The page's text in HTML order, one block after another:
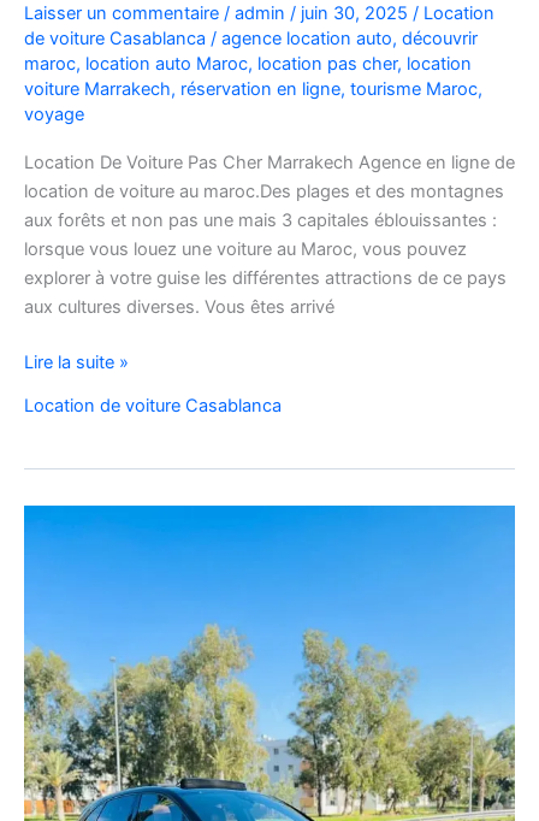
Laisser un commentaire / admin / juin 30, 2025 / Location
de voiture Casablanca / agence location auto, découvrir
maroc, location auto Maroc, location pas cher, location
voiture Marrakech, réservation en ligne, tourisme Maroc,
voyage
Location De Voiture Pas Cher Marrakech Agence en ligne de
location de voiture au maroc.Des plages et des montagnes
aux forêts et non pas une mais 3 capitales éblouissantes :
lorsque vous louez une voiture au Maroc, vous pouvez
explorer à votre guise les différentes attractions de ce pays
aux cultures diverses. Vous êtes arrivé
Agence
ligne
location
de
Lire la suite »
Location de voiture Casablanca